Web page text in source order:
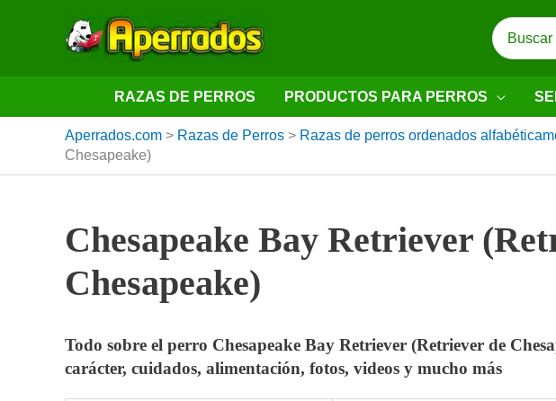
Buscar
por:
RAZAS DE PERROS PRODUCTOS PARA PERROS
Aperrados.com > Razas de Perros > Razas de perros ordenados
Chesapeake)
Chesapeake Bay Retriever
Chesapeake)
Todo sobre el perro Chesapeake Bay Retriever (Retriever de
carácter, cuidados, alimentación, fotos, videos y mucho más